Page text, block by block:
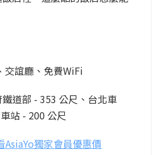
交誼廳、免費WiFi
道部 - 353 公尺、台北車
站 - 200 公尺
獨家會員優惠價